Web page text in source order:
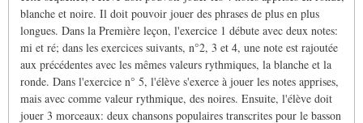
blanche et noire. Il doit pouvoir jouer des phrases de plus en plus
longues. Dans la Première leçon, l'exercice 1 débute avec deux notes:
mi et ré; dans les exercices suivants, n°2, 3 et 4, une note est rajoutée
aux précédentes avec les mêmes valeurs rythmiques, la blanche et la
ronde. Dans l'exercice n° 5, l'élève s'exerce à jouer les notes apprises,
mais avec comme valeur rythmique, des noires. Ensuite, l'élève doit
jouer 3 morceaux: deux chansons populaires transcrites pour le basson